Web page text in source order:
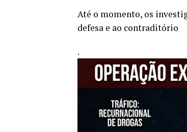
Até o momento, os
defesa e ao contraditório
.